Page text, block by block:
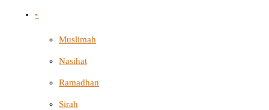
-
Muslimah
Nasihat
Ramadhan
Sirah